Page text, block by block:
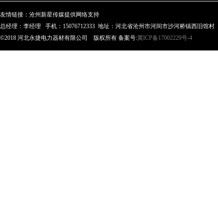
友情链接： 沧州新星传媒提供网络支持
总经理：李经理 手机：15076712333 地址：河北省沧州市河间市沙河桥镇西旧馆村
©2018 河北永捷电力器材有限公司 版权所有 备案号:冀ICP备17002229号-4